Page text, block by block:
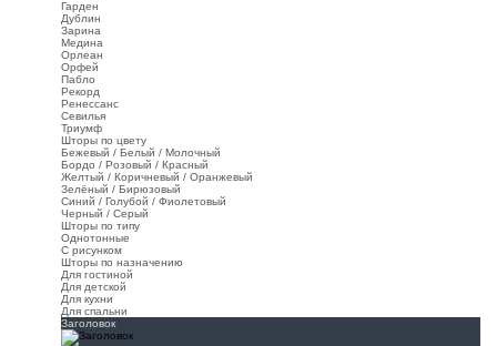
Гарден
Дублин
Зарина
Медина
Орлеан
Орфей
Пабло
Рекорд
Ренессанс
Севилья
Триумф
Шторы по цвету
Бежевый / Белый / Молочный
Бордо / Розовый / Красный
Желтый / Коричневый / Оранжевый
Зелёный / Бирюзовый
Синий / Голубой / Фиолетовый
Черный / Серый
Шторы по типу
Однотонные
С рисунком
Шторы по назначению
Для гостиной
Для детской
Для кухни
Для спальни
Заголовок